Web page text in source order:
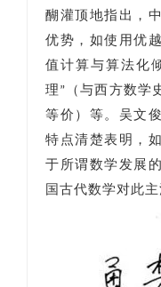
醐灌顶地指出，
优势，如使用优
值计算与算法化
理”（与西方数学
等价）等。吴文
特点清楚表明，
于所谓数学发展
国古代数学对此主